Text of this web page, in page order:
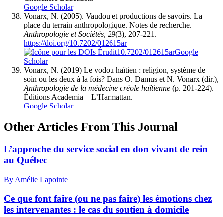
Google Scholar
Vonarx, N. (2005). Vaudou et productions de savoirs. La
place du terrain anthropologique. Notes de recherche.
Anthropologie et Sociétés, 29(3), 207-221.
https://doi.org/10.7202/012615ar
10.7202/012615arGoogle
Scholar
Vonarx, N. (2019) Le vodou haïtien : religion, système de
soin ou les deux à la fois? Dans O. Damus et N. Vonarx (dir.),
Anthropologie de la médecine créole haïtienne (p. 201-224).
Éditions Academia – L’Harmattan.
Google Scholar
Other Articles From This Journal
L’approche du service social en don vivant de rein
au Québec
By Amélie Lapointe
Ce que font faire (ou ne pas faire) les émotions chez
les intervenantes : le cas du soutien à domicile